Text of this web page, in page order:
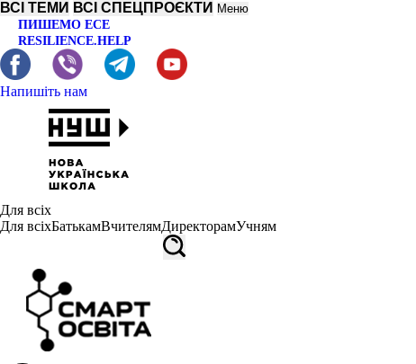
ВСІ ТЕМИ ВСІ СПЕЦПРОЄКТИ Меню
ПИШЕМО ЕСЕ
RESILIENCE.HELP
Напишіть нам
Для всіх
Для всіхБатькамВчителямДиректорамУчням